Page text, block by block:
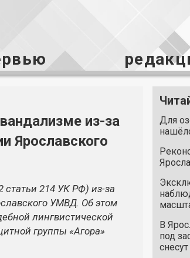
из-за
Ярославского
статьи 214 УК РФ) из-за
УМВД. Об этом
лингвистической
группы «Агора»
Для
В
под